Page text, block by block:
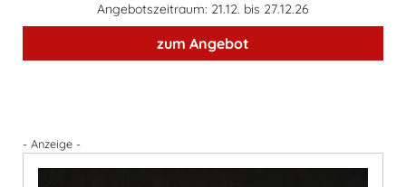
Angebotszeitraum: 21.12. bis 27.12.26
zum Angebot
- Anzeige -